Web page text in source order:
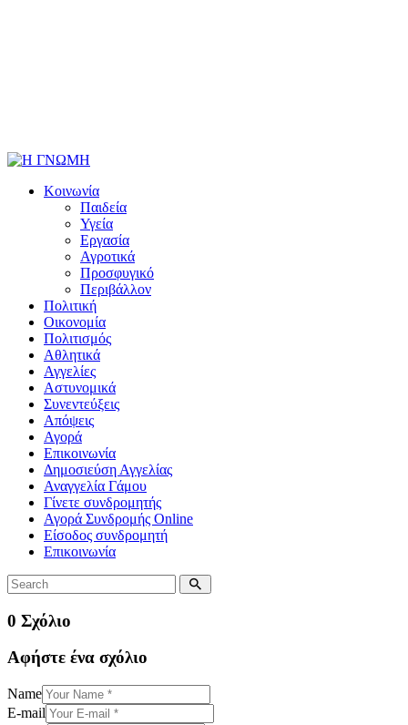
Κοινωνία
Παιδεία
Υγεία
Εργασία
Αγροτικά
Προσφυγικό
Περιβάλλον
Πολιτική
Οικονομία
Πολιτισμός
Αθλητικά
Αγγελίες
Αστυνομικά
Συνεντεύξεις
Απόψεις
Αγορά
Επικοινωνία
Δημοσιεύση Αγγελίας
Αναγγελία Γάμου
Γίνετε συνδρομητής
Αγορά Συνδρομής Online
Είσοδος συνδρομητή
Επικοινωνία
0 Σχόλιο
Αφήστε ένα σχόλιο
Name
E-mail